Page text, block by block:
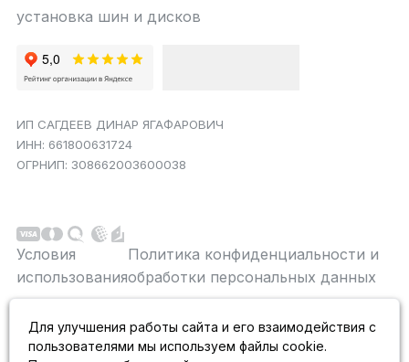
установка шин и дисков
ИП САГДЕЕВ ДИНАР ЯГАФАРОВИЧ
ИНН: 661800631724
ОГРНИП: 308662003600038
Условия
использования
Политика конфиденциальности и
обработки персональных данных
публичной офертой не является. На данном
информационном ресурсе применяются
Для улучшения работы сайта и его взаимодействия с
пользователями мы используем файлы cookie.